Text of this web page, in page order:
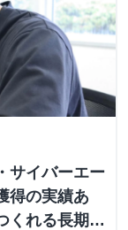
サイバーエー
得の実績あ
くれる長期イ